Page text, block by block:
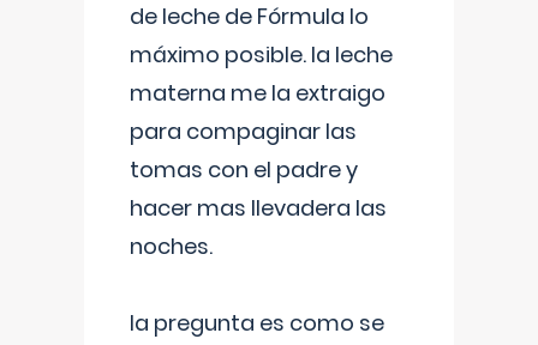
de leche de Fórmula lo
máximo posible. la leche
materna me la extraigo
para compaginar las
tomas con el padre y
hacer mas llevadera las
noches.
la pregunta es como se